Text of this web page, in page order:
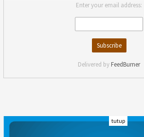
Enter your email address:
Delivered by FeedBurner
tutup